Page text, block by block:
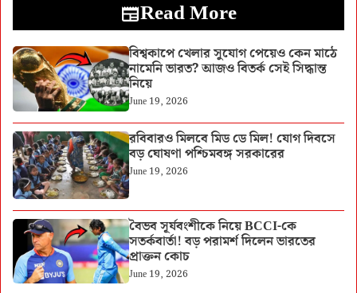
Read More
বিশ্বকাপে খেলার সুযোগ পেয়েও কেন মাঠে
নামেনি ভারত? আজও বিতর্ক সেই সিদ্ধান্ত
নিয়ে
June 19, 2026
রবিবারও মিলবে মিড ডে মিল! যোগ দিবসে
বড় ঘোষণা পশ্চিমবঙ্গ সরকারের
June 19, 2026
বৈভব সূর্যবংশীকে নিয়ে BCCI-কে
সতর্কবার্তা! বড় পরামর্শ দিলেন ভারতের
প্রাক্তন কোচ
June 19, 2026